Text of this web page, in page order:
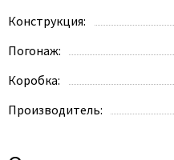
Porta Di Parma
Poseidon
Profil Doors
Конструкция:
Погонаж:
Коробка:
Производитель: